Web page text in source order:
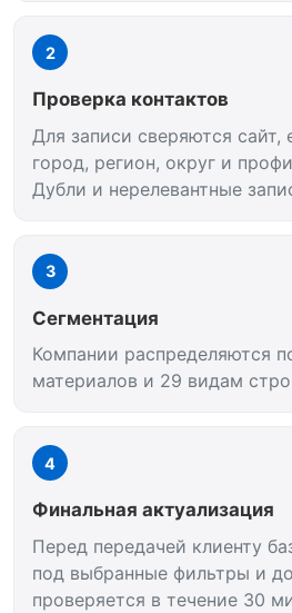
2
Проверка контактов
Для записи сверяются сайт,
город, регион, округ и
Дубли и нерелевантные
3
Сегментация
Компании распределяются
материалов и 29 видам
4
Финальная актуализация
Перед передачей клиенту
под выбранные фильтры и
проверяется в течение 30